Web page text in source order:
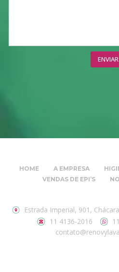
HOME A EMPRESA
VENDAS DE EPI’S
Estrada Imperial, 901,
11 4136-2016